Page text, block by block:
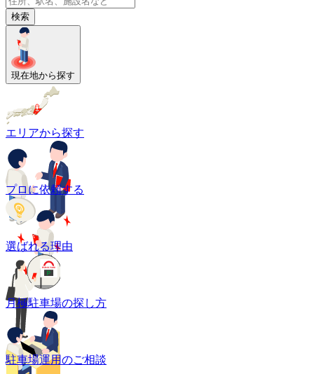
検索
現在地から探す
エリアから探す
プロに依頼する
選ばれる理由
月極駐車場の探し方
駐車場運用のご相談